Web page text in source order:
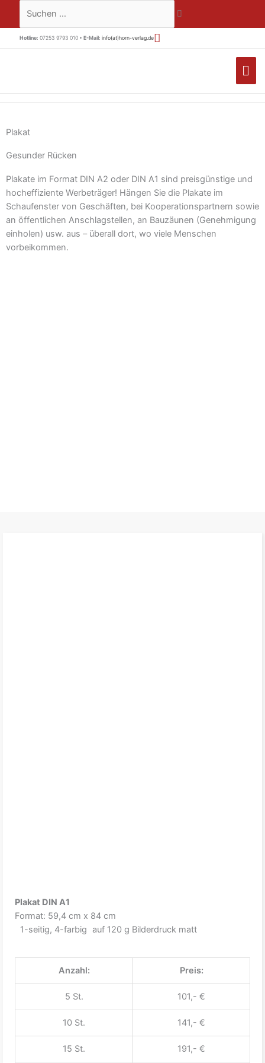
springen
Suchen …
Hotline: 07253 9793 010 • E-Mail: info(at)horn-verlag.de
Plakat
Gesunder Rücken
Plakate im Format DIN A2 oder DIN A1 sind preisgünstige und
hocheffiziente Werbeträger! Hängen Sie die Plakate im
Schaufenster von Geschäften, bei Kooperationspartnern sowie
an öffentlichen Anschlagstellen, an Bauzäunen (Genehmigung
einholen) usw. aus – überall dort, wo viele Menschen
vorbeikommen.
Plakat DIN A1
Format: 59,4 cm x 84 cm
1-seitig, 4-farbig auf 120 g Bilderdruck matt
Anzahl: Preis:
5 St. 101,- €
10 St. 141,- €
15 St. 191,- €